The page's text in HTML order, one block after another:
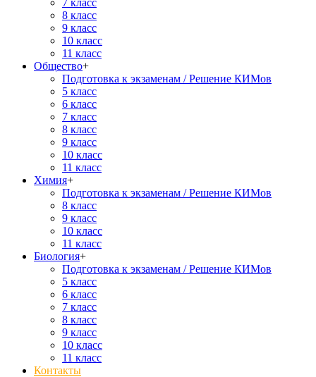
7 класс
8 класс
9 класс
10 класс
11 класс
Общество+
Подготовка к экзаменам / Решение КИМов
5 класс
6 класс
7 класс
8 класс
9 класс
10 класс
11 класс
Химия+
Подготовка к экзаменам / Решение КИМов
8 класс
9 класс
10 класс
11 класс
Биология+
Подготовка к экзаменам / Решение КИМов
5 класс
6 класс
7 класс
8 класс
9 класс
10 класс
11 класс
Контакты